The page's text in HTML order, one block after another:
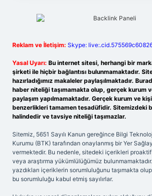
Reklam ve İletişim: Skype:
Yasal Uyarı: Bu internet sitesi, herhangi bir
şirketi ile hiçbir bağlantısı bulunmamaktadır.
hazırladığımız makaleler paylaşılmaktadır.
haber niteliği taşımamakta olup, gerçek kurum
paylaşım yapılmamaktadır. Gerçek kurum ve
benzerlikleri tamamen tesadüfidir. Sitemizdeki
halindedir ve tavsiye niteliği taşımazlar.
Sitemiz, 5651 Sayılı Kanun gereğince Bilgi
Kurumu (BTK) tarafından onaylanmış bir Yer
vermektedir. Bu nedenle, sitedeki içerikleri
veya araştırma yükümlülüğümüz
yazdıkları içeriklerin sorumluluğunu taşımakta
bu sorumluluğu kabul etmiş sayılırlar.